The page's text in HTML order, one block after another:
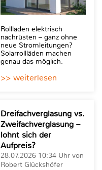
Rollläden elektrisch
nachrüsten – ganz ohne
neue Stromleitungen?
Solarrollläden machen
genau das möglich.
>> weiterlesen
Dreifachverglasung vs.
Zweifachverglasung –
lohnt sich der
Aufpreis?
28.07.2026 10:34 Uhr von
Robert Glückshöfer